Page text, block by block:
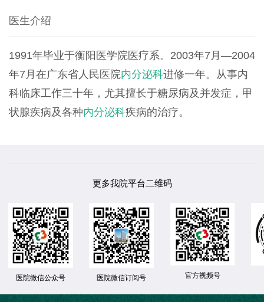
医生介绍
1991年毕业于衡阳医学院医疗系。2003年7月—2004
年7月在广东省人民医院内分泌科进修一年。从事内
科临床工作三十年，尤其擅长于糖尿病及并发症，甲
状腺疾病及各种内分泌科疾病的治疗。
更多我院平台二维码
医院微信公众号 医院微信订阅号 官方视频号